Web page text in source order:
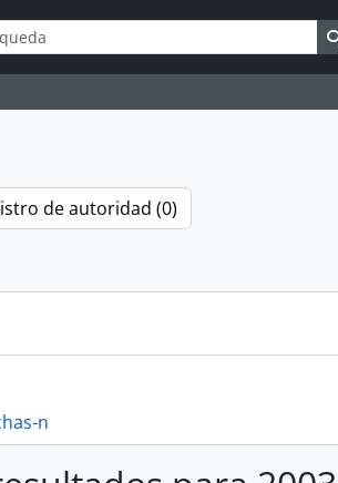
de autoridad (0)
n